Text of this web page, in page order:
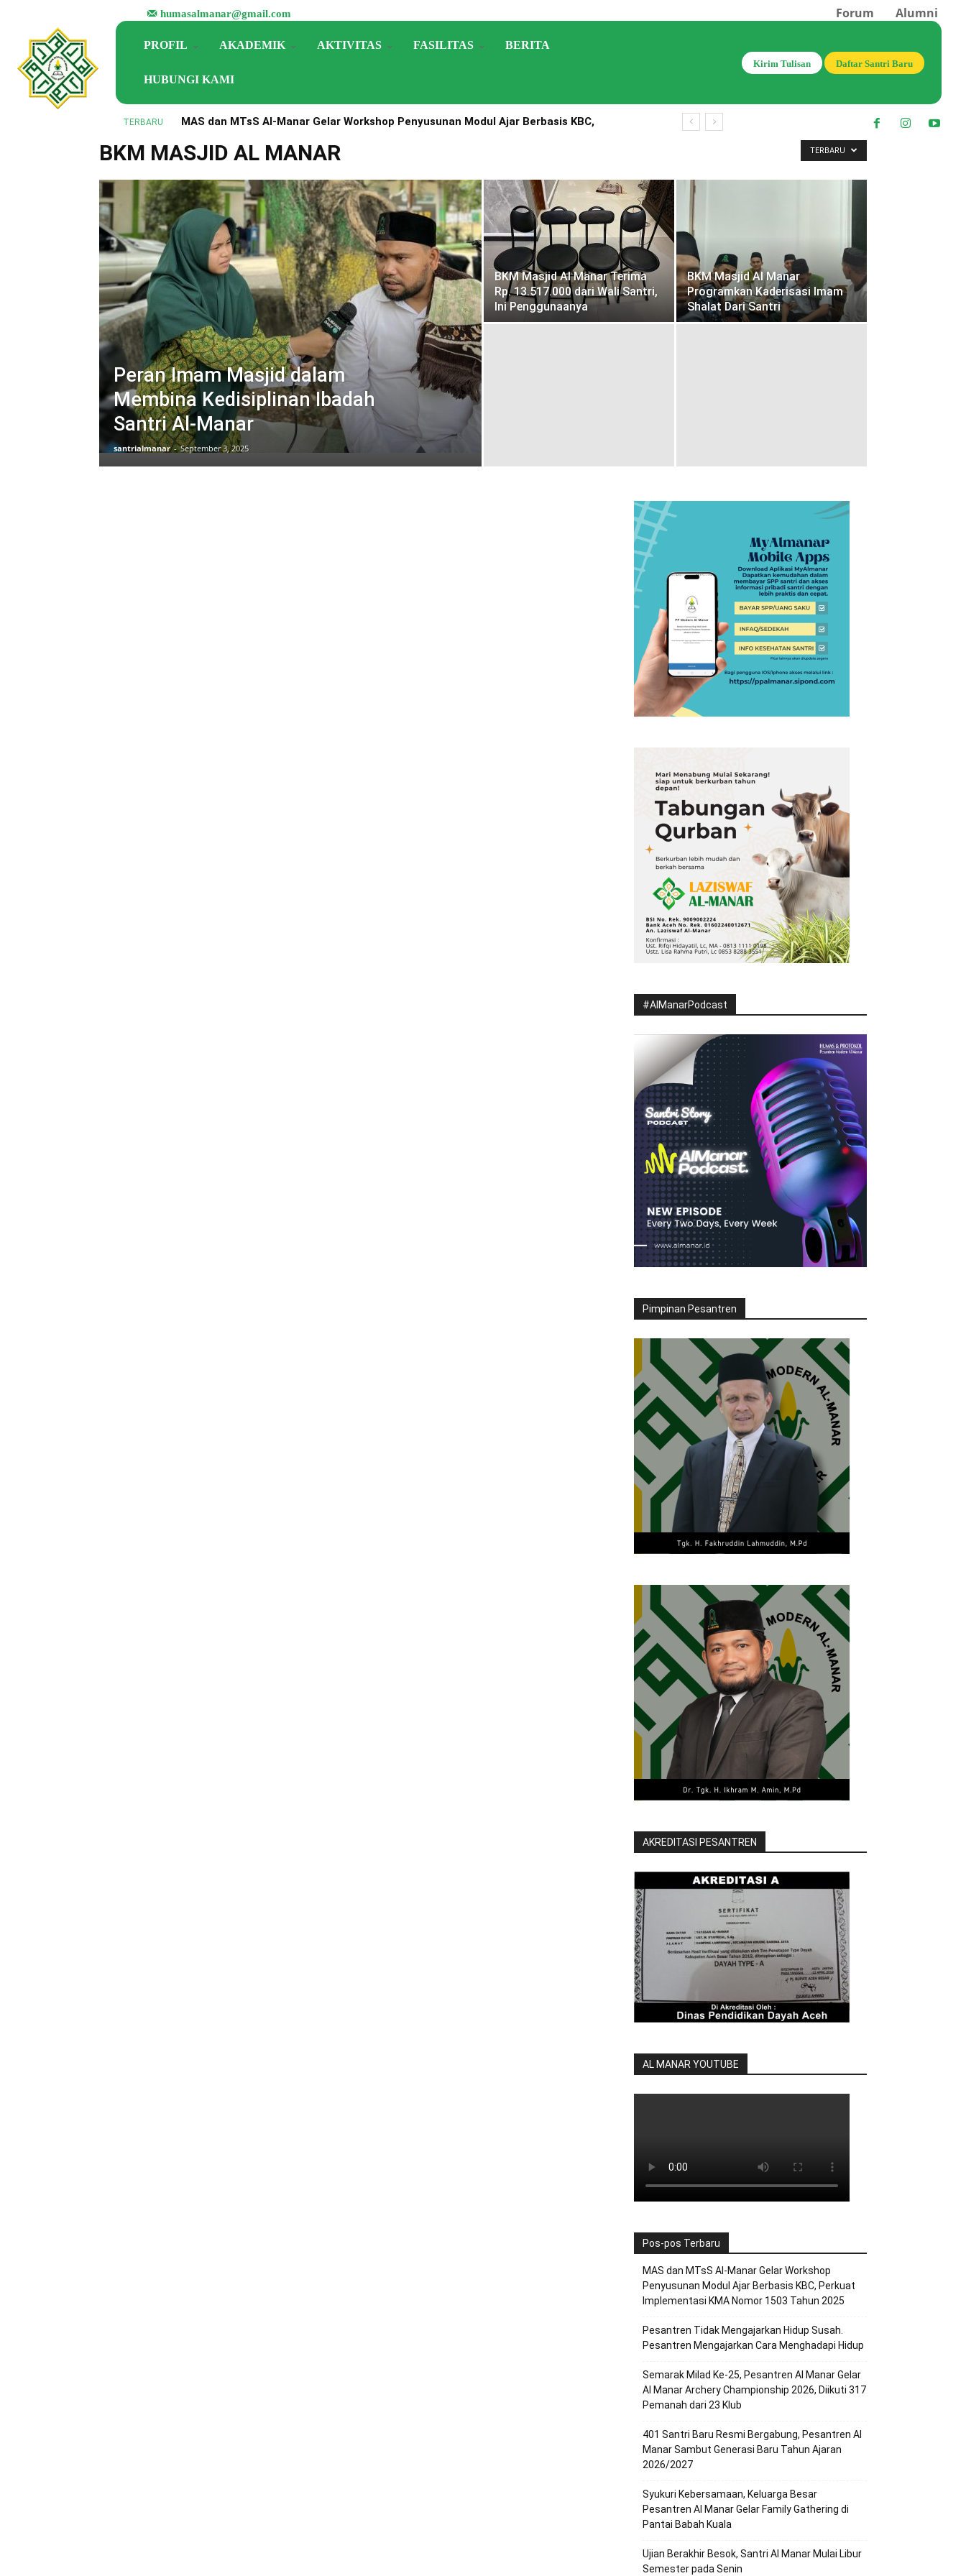
humasalmanar@gmail.com Forum Alumni
PROFIL AKADEMIK AKTIVITAS FASILITAS BERITA
HUBUNGI KAMI
Daftar Santri Baru
Kirim Tulisan
TERBARU
MAS dan MTsS Al-Manar Gelar Workshop Penyusunan Modul Ajar Berbasis KBC,
Beranda BKM Masjid Al Manar
BKM MASJID AL MANAR TERBARU
Peran Imam Masjid dalam
Membina Kedisiplinan Ibadah
Santri Al-Manar
santrialmanar - September 3, 2025
BKM Masjid Al Manar Terima
Rp. 13.517.000 dari Wali Santri,
Ini Penggunaanya
BKM Masjid Al Manar
Programkan Kaderisasi Imam
Shalat Dari Santri
#AlManarPodcast
Pimpinan Pesantren
AKREDITASI PESANTREN
AL MANAR YOUTUBE
Pos-pos Terbaru
MAS dan MTsS Al-Manar Gelar Workshop
Penyusunan Modul Ajar Berbasis KBC, Perkuat
Implementasi KMA Nomor 1503 Tahun 2025
Pesantren Tidak Mengajarkan Hidup Susah.
Pesantren Mengajarkan Cara Menghadapi Hidup
Semarak Milad Ke-25, Pesantren Al Manar Gelar
Al Manar Archery Championship 2026, Diikuti 317
Pemanah dari 23 Klub
401 Santri Baru Resmi Bergabung, Pesantren Al
Manar Sambut Generasi Baru Tahun Ajaran
2026/2027
Syukuri Kebersamaan, Keluarga Besar
Pesantren Al Manar Gelar Family Gathering di
Pantai Babah Kuala
Ujian Berakhir Besok, Santri Al Manar Mulai Libur
Semester pada Senin